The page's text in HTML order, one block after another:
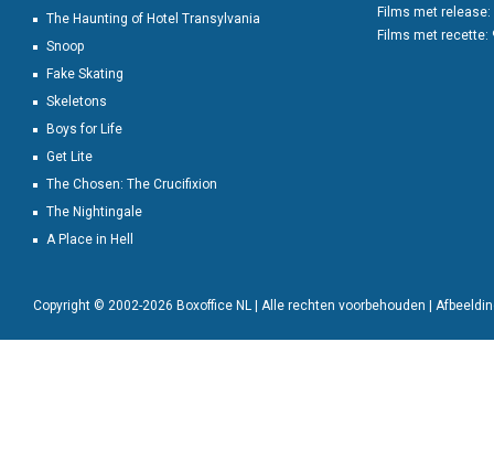
The Haunting of Hotel Transylvania
Snoop
Fake Skating
Skeletons
Boys for Life
Get Lite
The Chosen: The Crucifixion
The Nightingale
A Place in Hell
Films met release:
Films met recette:
Copyright © 2002-2026 Boxoffice NL | Alle rechten voorbehouden |